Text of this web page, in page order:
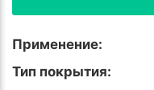
Применение:
Тип покрытия: